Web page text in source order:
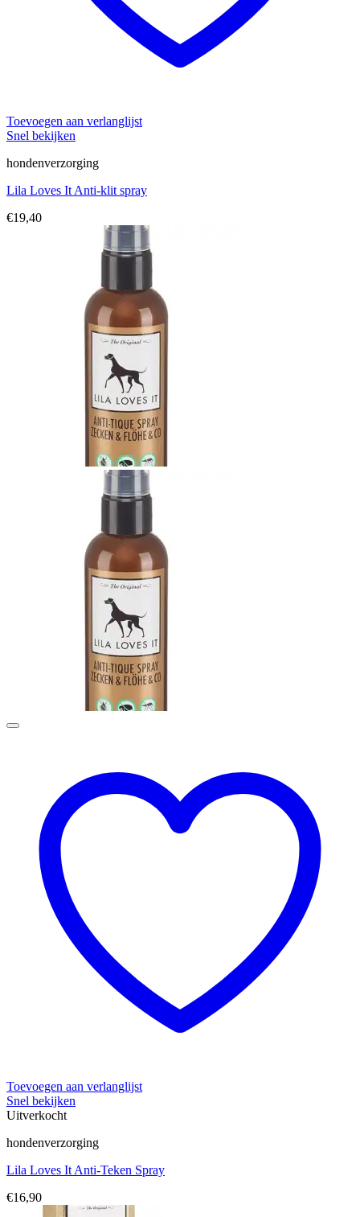
Toevoegen aan verlanglijst
Snel bekijken
hondenverzorging
Lila Loves It Anti-klit spray
€19,40
Toevoegen aan verlanglijst
Snel bekijken
Uitverkocht
hondenverzorging
Lila Loves It Anti-Teken Spray
€16,90